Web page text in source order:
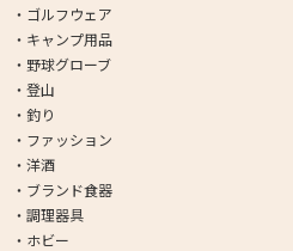
・ゴルフウェア
・キャンプ用品
・野球グローブ
・登山
・釣り
・ファッション
・洋酒
・ブランド食器
・調理器具
・ホビー